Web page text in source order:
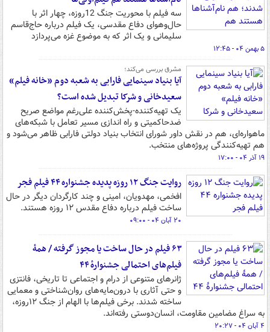
سه فیلم با محوریت جنگ 12‌روزه، چهار اثر با
حال‌وهوای دفاع مقدسی، یک فیلم درباره حاج‌قاسم
سلیمانی و یک اثر که به موضوع غزه می‌پردازد
۵ بهمن ۰۴ - ۱۲:۴۵
مشرق بررسی ‌می‌کند؛
آیا بنیاد سینمایی فارابی به شعبه دوم «خانه فیلم»
سعیدخانی و شرکا تبدیل شده است؟
یک تهیه‌کننده-پخش‌کننده علی‌رغم مواضع صریح
ضدحاکمیتی و راه اندازی مسیر تعامل با شبکه‌های
ماهواره‌ای، هم در نقش داور شورای انتخاب بنیاد دولتی فارابی ظاهر می‌شود و
هم تهیه‌کنندگی پروژه‌های منتخب.
۱۹ آذر ۰۴ - ۱۷:۰۰
روایت جنگ ۱۲ روزه پدیده جشنواره ۴۴ فیلم فجر
افخمی، مهدویان، امینی و چند کارگردان دیگر در حال
ساخت فیلم درباره دفاع مقدس ۱۲ روزه هستند.
۲۰ آبان ۰۴ - ۰۹:۰۰
۶۳ فیلم در حال ساخت یا مجوز گرفته / همهٔ
فیلم‌های احتمالی جشنوارهٔ ۴۴
ژانرهای متنوعی از درام و اجتماعی تا تاریخی، فانتزی
و حتی آثاری با درون‌مایه‌های روان‌شناختی و معمایی
ساخته شدند. برخی فیلم‌ها با الهام از جنگ ۱۲روزه،
به سراغ مضامین مقاومت، انسان‌دوستی رفته‌اند.
۴ آبان ۰۴ - ۲۰:۲۷